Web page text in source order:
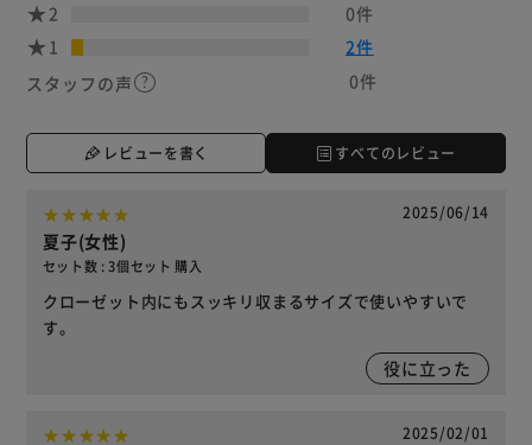
2
0件
1
2件
スタッフの声
0件
レビューを書く すべてのレビュー
2025/06/14
夏子(女性)
セット数 : 3個セット 購入
クローゼット内にもスッキリ収まるサイズで使いやすいで
す。
役に立った
2025/02/01